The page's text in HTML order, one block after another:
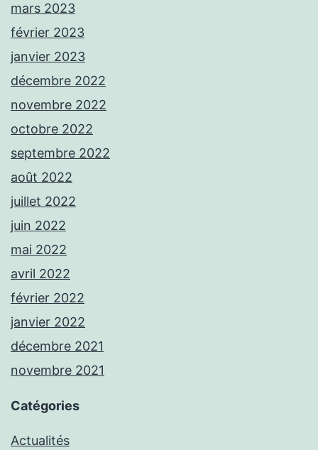
mars 2023
février 2023
janvier 2023
décembre 2022
novembre 2022
octobre 2022
septembre 2022
août 2022
juillet 2022
juin 2022
mai 2022
avril 2022
février 2022
janvier 2022
décembre 2021
novembre 2021
Catégories
Actualités